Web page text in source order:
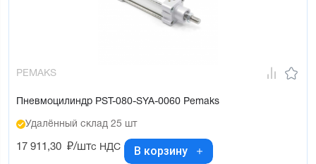
PEMAKS
Пневмоцилиндр PST-080-SYA-0060 Pemaks
Удалённый склад 25 шт
17 911,30 ₽/штс НДС В корзину